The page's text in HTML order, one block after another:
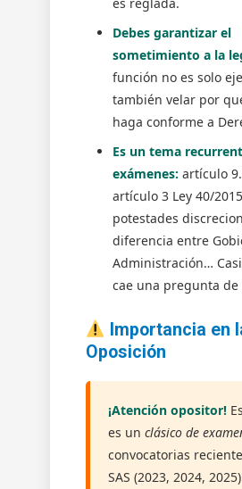
Debes garantizar el
sometimiento a la
función no es solo
también velar por
haga conforme a
Es un tema
exámenes: artículo
artículo 3 Ley 40/
potestades
diferencia entre
Administración…
cae una pregunta de
Importancia en
Oposición
¡Atención opositor!
es un clásico de
convocatorias
SAS (2023, 2024,